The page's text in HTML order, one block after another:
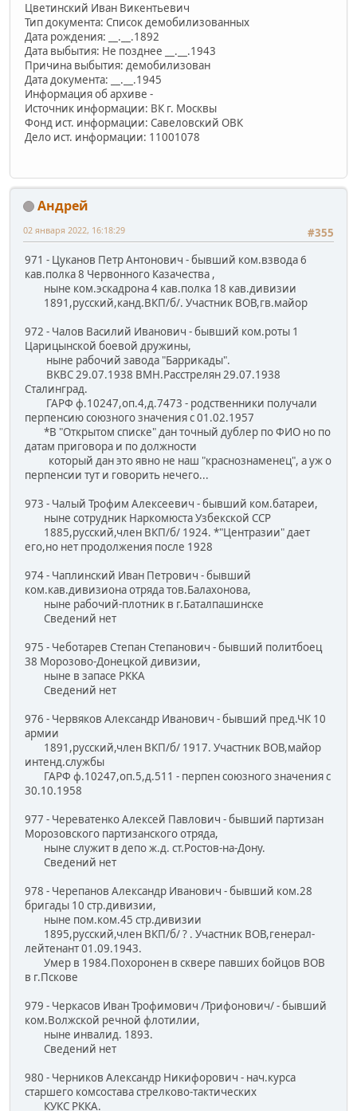
Цветинский Иван Викентьевич
Тип документа: Список демобилизованных
Дата рождения: __.__.1892
Дата выбытия: Не позднее __.__.1943
Причина выбытия: демобилизован
Дата документа: __.__.1945
Информация об архиве -
Источник информации: ВК г. Москвы
Фонд ист. информации: Савеловский ОВК
Дело ист. информации: 11001078
Андрей
#355
02 января 2022, 16:18:29
971 - Цуканов Петр Антонович - бывший ком.взвода 6
кав.полка 8 Червонного Казачества ,
ныне ком.эскадрона 4 кав.полка 18 кав.дивизии
1891,русский,канд.ВКП/б/. Участник ВОВ,гв.майор
972 - Чалов Василий Иванович - бывший ком.роты 1
Царицынской боевой дружины,
ныне рабочий завода "Баррикады".
ВКВС 29.07.1938 ВМН.Расстрелян 29.07.1938
Сталинград.
ГАРФ ф.10247,оп.4,д.7473 - родственники получали
перпенсию союзного значения с 01.02.1957
*В "Открытом списке" дан точный дублер по ФИО но по
датам приговора и по должности
который дан это явно не наш "краснознаменец", а уж о
перпенсии тут и говорить нечего...
973 - Чалый Трофим Алексеевич - бывший ком.батареи,
ныне сотрудник Наркомюста Узбекской ССР
1885,русский,член ВКП/б/ 1924. *"Центразии" дает
его,но нет продолжения после 1928
974 - Чаплинский Иван Петрович - бывший
ком.кав.дивизиона отряда тов.Балахонова,
ныне рабочий-плотник в г.Баталпашинске
Сведений нет
975 - Чеботарев Степан Степанович - бывший политбоец
38 Морозово-Донецкой дивизии,
ныне в запасе РККА
Сведений нет
976 - Червяков Александр Иванович - бывший пред.ЧК 10
армии
1891,русский,член ВКП/б/ 1917. Участник ВОВ,майор
интенд.службы
ГАРФ ф.10247,оп.5,д.511 - перпен союзного значения с
30.10.1958
977 - Череватенко Алексей Павлович - бывший партизан
Морозовского партизанского отряда,
ныне служит в депо ж.д. ст.Ростов-на-Дону.
Сведений нет
978 - Черепанов Александр Иванович - бывший ком.28
бригады 10 стр.дивизии,
ныне пом.ком.45 стр.дивизии
1895,русский,член ВКП/б/ ? . Участник ВОВ,генерал-
лейтенант 01.09.1943.
Умер в 1984.Похоронен в сквере павших бойцов ВОВ
в г.Пскове
979 - Черкасов Иван Трофимович /Трифонович/ - бывший
ком.Волжской речной флотилии,
ныне инвалид. 1893.
Сведений нет
980 - Черников Александр Никифорович - нач.курса
старшего комсостава стрелково-тактических
КУКС РККА.